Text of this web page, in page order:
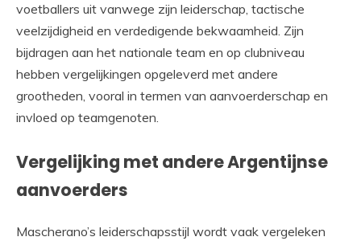
voetballers uit vanwege zijn leiderschap, tactische
veelzijdigheid en verdedigende bekwaamheid. Zijn
bijdragen aan het nationale team en op clubniveau
hebben vergelijkingen opgeleverd met andere
grootheden, vooral in termen van aanvoerderschap en
invloed op teamgenoten.
Vergelijking met andere Argentijnse
aanvoerders
Mascherano’s leiderschapsstijl wordt vaak vergeleken